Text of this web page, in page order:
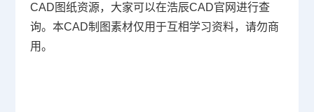
CAD图纸资源，大家可以在浩辰CAD官网进行查
询。本CAD制图素材仅用于互相学习资料，请勿商
用。